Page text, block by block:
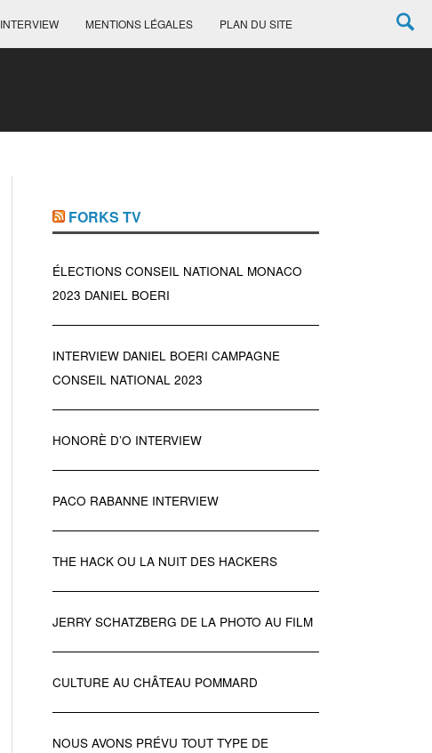
INTERVIEW MENTIONS LÉGALES PLAN DU SITE
FORKS TV
ÉLECTIONS CONSEIL NATIONAL MONACO
2023 DANIEL BOERI
INTERVIEW DANIEL BOERI CAMPAGNE
CONSEIL NATIONAL 2023
HONORÈ D’O INTERVIEW
PACO RABANNE INTERVIEW
THE HACK OU LA NUIT DES HACKERS
JERRY SCHATZBERG DE LA PHOTO AU FILM
CULTURE AU CHÂTEAU POMMARD
NOUS AVONS PRÉVU TOUT TYPE DE